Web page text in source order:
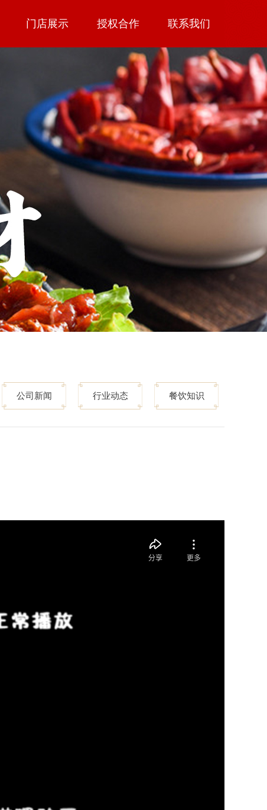
公司新闻 行业动态 餐饮知识
门店展示 授权合作 联系我们